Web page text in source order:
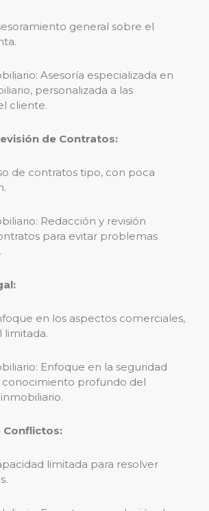
general sobre el
Asesoría especializada en
personalizada a las
cliente.
de Contratos:
de contratos tipo, con poca
Redacción y revisión
para evitar problemas
en los aspectos comerciales,
limitada.
Enfoque en la seguridad
conocimiento profundo del
Conflictos:
limitada para resolver